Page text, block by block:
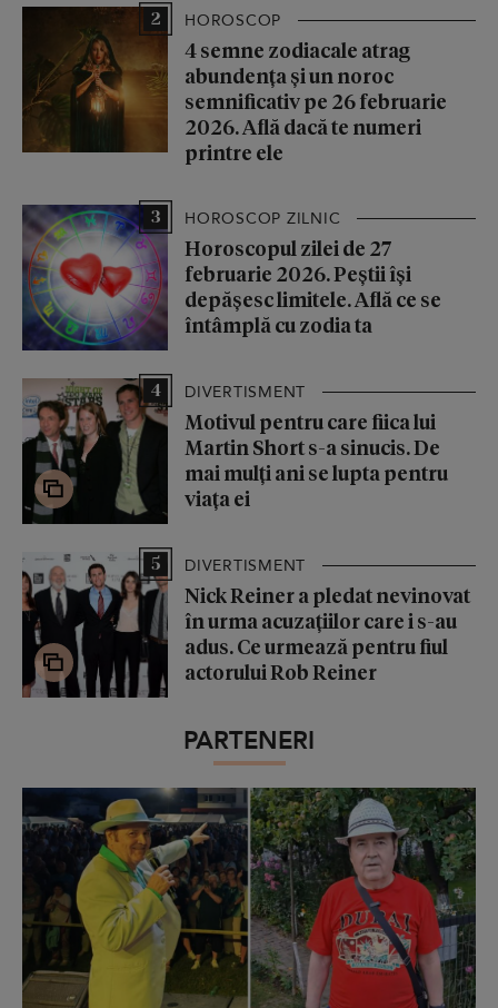
2 HOROSCOP
4 semne zodiacale atrag
abundența și un noroc
semnificativ pe 26 februarie
2026. Află dacă te numeri
printre ele
3 HOROSCOP ZILNIC
Horoscopul zilei de 27
februarie 2026. Peștii își
depășesc limitele. Află ce se
întâmplă cu zodia ta
4 DIVERTISMENT
Motivul pentru care fiica lui
Martin Short s-a sinucis. De
mai mulți ani se lupta pentru
viața ei
5 DIVERTISMENT
Nick Reiner a pledat nevinovat
în urma acuzațiilor care i s-au
adus. Ce urmează pentru fiul
actorului Rob Reiner
PARTENERI